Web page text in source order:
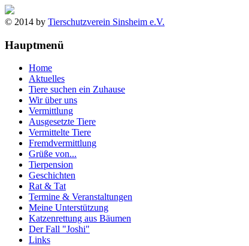
© 2014 by Tierschutzverein Sinsheim e.V.
Hauptmenü
Home
Aktuelles
Tiere suchen ein Zuhause
Wir über uns
Vermittlung
Ausgesetzte Tiere
Vermittelte Tiere
Fremdvermittlung
Grüße von...
Tierpension
Geschichten
Rat & Tat
Termine & Veranstaltungen
Meine Unterstützung
Katzenrettung aus Bäumen
Der Fall "Joshi"
Links